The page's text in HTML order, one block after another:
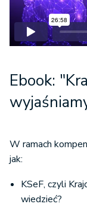
Ebook:
W ramach
jak:
KSeF, czyli
wiedzieć?